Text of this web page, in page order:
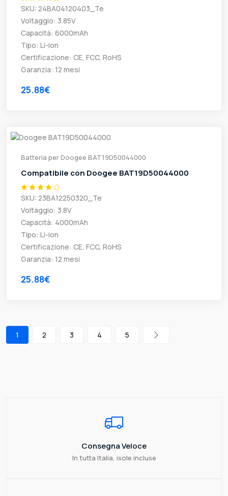
SKU: 24BA04120403_Te
Voltaggio: 3.85V
Capacità: 6000mAh
Tipo: Li-ion
Certificazione: CE, FCC, RoHS
Garanzia: 12 mesi
25.88€
Batteria per Doogee BAT19D50044000
Compatibile con Doogee BAT19D50044000
SKU: 23BA12250320_Te
Voltaggio: 3.8V
Capacità: 4000mAh
Tipo: Li-ion
Certificazione: CE, FCC, RoHS
Garanzia: 12 mesi
25.88€
1 2 3 4 5
Consegna Veloce
In tutta Italia, isole incluse